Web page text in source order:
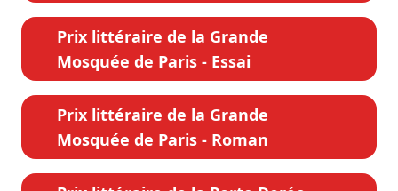
Prix littéraire de la Grande
Mosquée de Paris - Essai
Prix littéraire de la Grande
Mosquée de Paris - Roman